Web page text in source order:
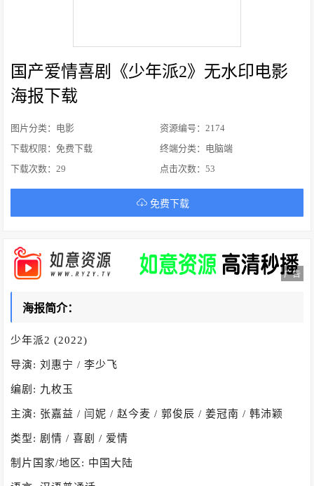
国产爱情喜剧《少年派2》无水印电影
海报下载
资源编号：2174
图片分类：电影
终端分类：电脑端
下载权限：免费下载
点击次数：53
下载次数： 29
免费下载
广告
海报简介：
少年派2 (2022)
导演: 刘惠宁 / 李少飞
编剧: 九枚玉
主演: 张嘉益 / 闫妮 / 赵今麦 / 郭俊辰 / 姜冠南 / 韩沛颖
类型: 剧情 / 喜剧 / 爱情
制片国家/地区: 中国大陆